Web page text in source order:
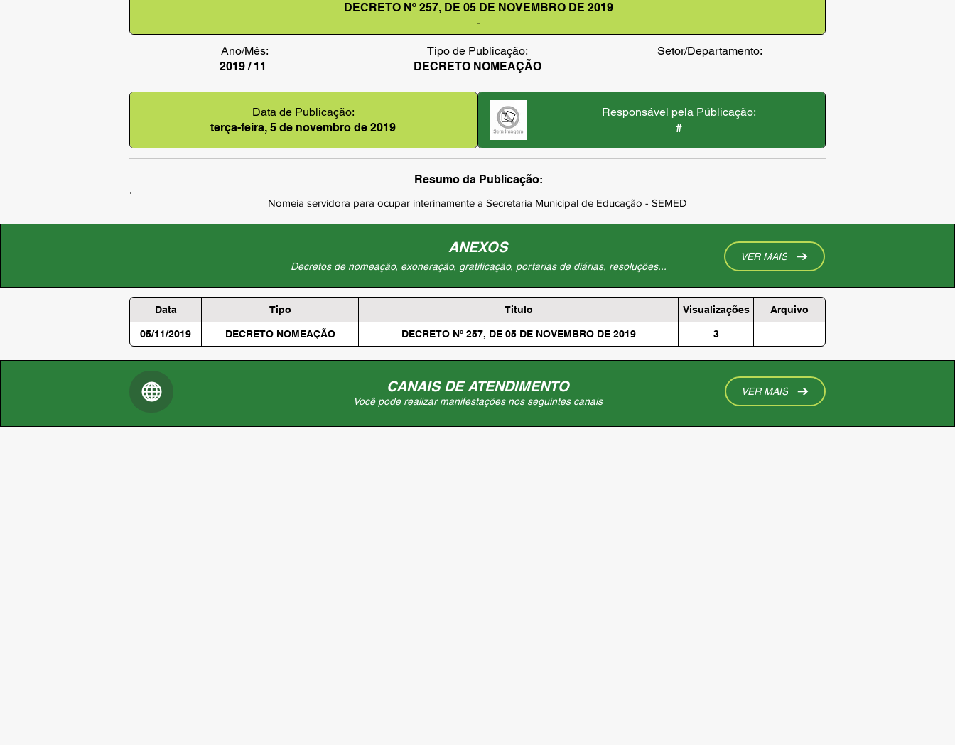
DECRETO Nº 257, DE 05 DE NOVEMBRO DE 2019
-
Ano/Mês:
2019 / 11
Tipo de Publicação:
DECRETO NOMEAÇÃO
Setor/Departamento:
Data de Publicação:
terça-feira, 5 de novembro de 2019
Responsável pela Públicação:
#
Resumo da Publicação:
Nomeia servidora para ocupar interinamente a Secretaria Municipal de Educação - SEMED
ANEXOS
Decretos de nomeação, exoneração, gratificação, portarias de diárias, resoluções...
VER MAIS
Data Tipo Titulo Visualizações Arquivo
05/11/2019 DECRETO NOMEAÇÃO DECRETO Nº 257, DE 05 DE NOVEMBRO DE 2019 3
CANAIS DE ATENDIMENTO
Você pode realizar manifestações nos seguintes canais
VER MAIS